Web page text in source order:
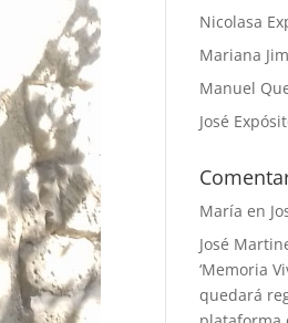
Nicolasa
Mariana
Manuel
José
María en
José
‘Memoria
quedará